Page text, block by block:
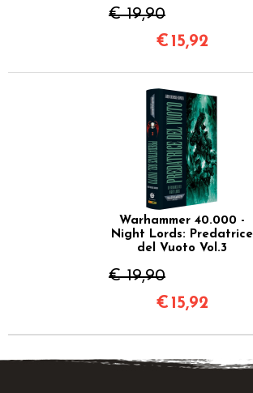
€ 19,90
€ 15,92
Warhammer 40.000 -
Night Lords: Predatrice
del Vuoto Vol.3
€ 19,90
€ 15,92